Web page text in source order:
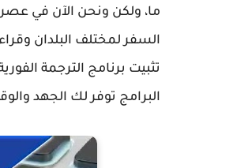
ما، ولكن ونحن الآن في عصر
السفر لمختلف البلدان
تثبيت برنامج الترجمة
البرامج توفر لك الجهد